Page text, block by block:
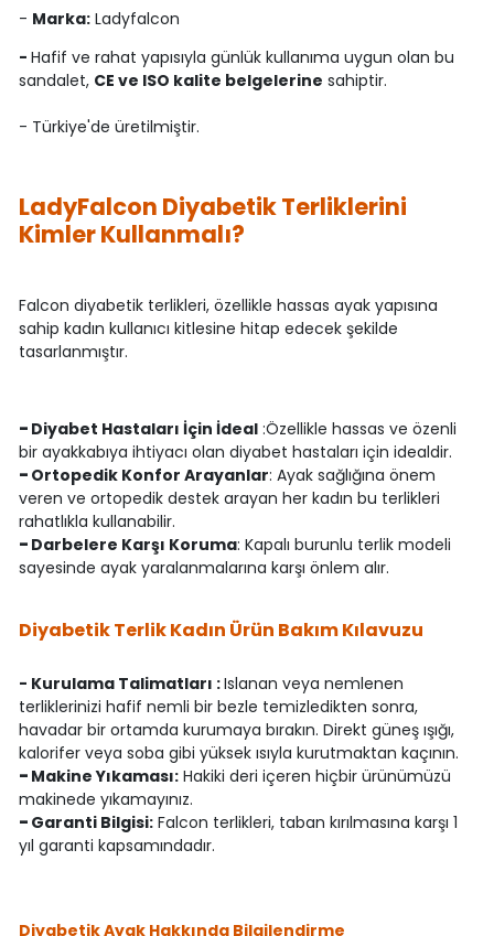
- Marka:Ladyfalcon
- Hafif ve rahat yapısıyla günlük kullanıma uygun olan bu
sandalet, CE ve ISO kalite belgelerine sahiptir.
- Türkiye'de üretilmiştir.
LadyFalcon Diyabetik Terliklerini
Kimler Kullanmalı?
Falcon diyabetik terlikleri, özellikle hassas ayak yapısına
sahip kadın kullanıcı kitlesine hitap edecek şekilde
tasarlanmıştır.
- Diyabet Hastaları İçin İdeal:Özellikle hassas ve özenli
bir ayakkabıya ihtiyacı olan diyabet hastaları için idealdir.
- Ortopedik Konfor Arayanlar: Ayak sağlığına önem
veren ve ortopedik destek arayan her kadın bu terlikleri
rahatlıkla kullanabilir.
- Darbelere Karşı Koruma: Kapalı burunlu terlik modeli
sayesinde ayak yaralanmalarına karşı önlem alır.
Diyabetik Terlik Kadın Ürün Bakım Kılavuzu
- Kurulama Talimatları :Islanan veya nemlenen
terliklerinizi hafif nemli bir bezle temizledikten sonra,
havadar bir ortamda kurumaya bırakın. Direkt güneş ışığı,
kalorifer veya soba gibi yüksek ısıyla kurutmaktan kaçının.
- Makine Yıkaması:Hakiki deri içeren hiçbir ürünümüzü
makinede yıkamayınız.
- Garanti Bilgisi:Falcon terlikleri, taban kırılmasına karşı 1
yıl garanti kapsamındadır.
Diyabetik Ayak Hakkında Bilgilendirme